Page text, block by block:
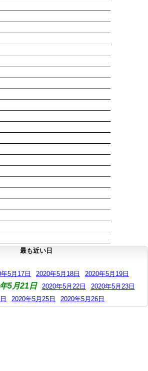
最も近い日
5月17日 2020年5月18日
2020年5月19日
5月21日 2020年5月22日
2020年5月23日
2020年5月25日 2020年5月26日